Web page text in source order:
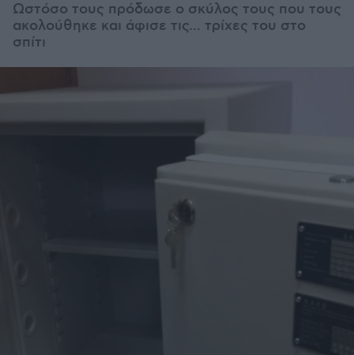
Ωστόσο τους πρόδωσε ο σκύλος τους που τους
ακολούθηκε και άφισε τις... τρίχες του στο
σπίτι